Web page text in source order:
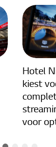
Hotel
kiest
voor